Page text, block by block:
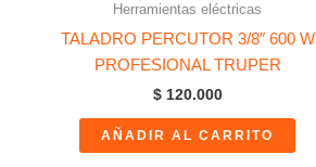
Herramientas eléctricas
TALADRO PERCUTOR 3/8″ 600 W
PROFESIONAL TRUPER
$120.000
AÑADIR AL CARRITO